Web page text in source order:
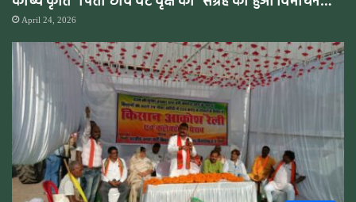
April 24, 2026